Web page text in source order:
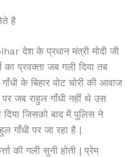
है
देश के प्रधान मंत्री मोदी जी
का प्रवक्ता जब गली दिया तब
के बिहार वोट चोरी की आवाज
पर जब राहुल गाँधी नहीं थे उस
दिया जिसको बाद में पुलिस ने
गाँधी पर जा रहा है |
की गली सुनी होती | प्रेम